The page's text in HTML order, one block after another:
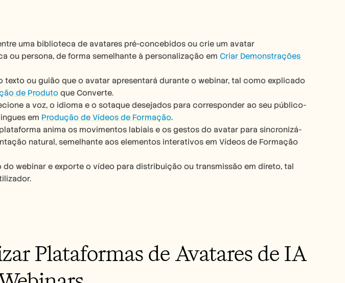
uma biblioteca de avatares pré-concebidos ou crie um avatar
ou persona, de forma semelhante à personalização em Criar Demonstrações
texto ou guião que o avatar apresentará durante o webinar, tal como explicado
de Produto que Converte.
a voz, o idioma e o sotaque desejados para corresponder ao seu público-
em Produção de Vídeos de Formação.
anima os movimentos labiais e os gestos do avatar para sincronizá-
natural, semelhante aos elementos interativos em Vídeos de Formação
do webinar e exporte o vídeo para distribuição ou transmissão em direto, tal
Plataformas de Avatares de IA